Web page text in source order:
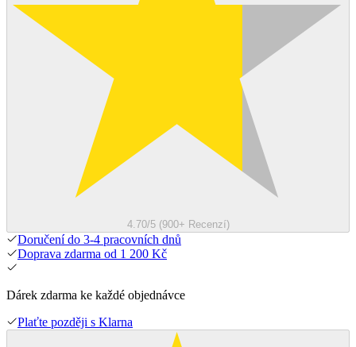
4.70/5 (900+ Recenzí)
Doručení do 3-4 pracovních dnů
Doprava zdarma od 1 200 Kč
Dárek zdarma ke každé objednávce
Plaťte později s Klarna